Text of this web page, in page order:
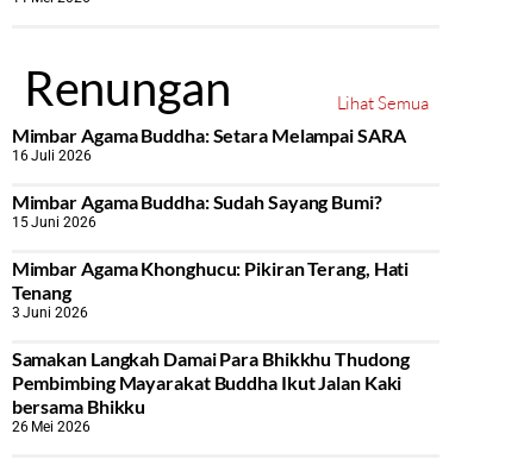
Renungan
Lihat Semua
Mimbar Agama Buddha: Setara Melampai SARA
16 Juli 2026
Mimbar Agama Buddha: Sudah Sayang Bumi?
15 Juni 2026
Mimbar Agama Khonghucu: Pikiran Terang, Hati
Tenang
3 Juni 2026
Samakan Langkah Damai Para Bhikkhu Thudong
Pembimbing Mayarakat Buddha Ikut Jalan Kaki
bersama Bhikku
26 Mei 2026